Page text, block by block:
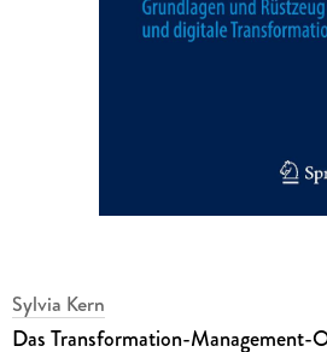
Sylvia Kern
Das Transformation-Management-